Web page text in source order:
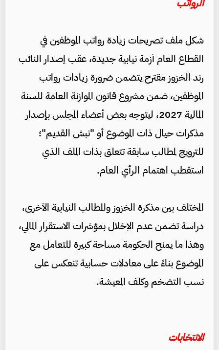
الرواتب
شكل ملف تصريحات زيادة رواتب الموظفين في
القطاع العام أزمة نيابية جديدة، عقب إصدار النائب
رند الخزوز مقترح يتضمن ضرورة زيادات رواتب
الموظفين، ضمن مشروع قانون الموازنة العامة للسنة
المالية 2027، ليتوجه بعض أعضاء المجلس بإصدار
مذكرات حيال ذات الموضوع أو "نبش القديم"؛
للترويج لمطالب سابقة تتعلق بذات الملف الذي
استقطب اهتمام الرأي العام.
المختلف بين مذكرة الخزوز والمطالب النيابية الأخرى،
دراسة تضمن عدم الإخلال بمؤشرات الاستقرار المالي،
وهذا ما يمنح الحكومة مساحة كبيرة للتعامل مع
الموضوع بناءً على معادلات حسابية تنعكس على
نسب التضخم وكلف المعيشة.
الانتخابات